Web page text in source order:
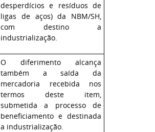
desperdícios e resíduos de
ligas de aços) da NBM/SH,
com destino a
industrialização.
O diferimento alcança
também a saída da
mercadoria recebida nos
termos deste item,
submetida a processo de
beneficiamento e destinada
a industrialização.